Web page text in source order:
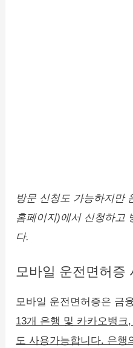
방문 신청도 가능하지만
홈페이지)에서 신청하고
다.
모바일 운전면허증
모바일 운전면허증은 금
13개 은행 및 카카오뱅크
도 사용가능합니다. 은행